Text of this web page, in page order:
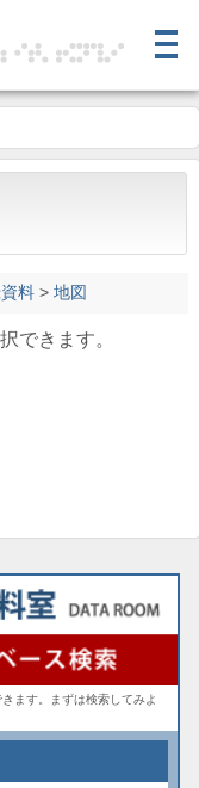
料> 地図
できます。
ます。まずは検索してみよ